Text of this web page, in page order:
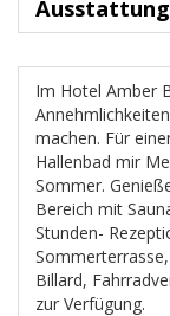
Ausstattung
Im Hotel Amber
machen. Für
Hallenbad mir
Sommer.
Bereich mit
Stunden-
Billard,
zur Verfügung.